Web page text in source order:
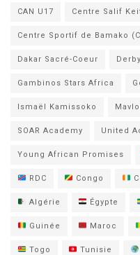
CAN U17 Centre Salif
Centre Sportif de Bamako
Dakar Sacré-Coeur
Gambinos Stars Africa
Ismaël Kamissoko
SOAR Academy United
Young African Promises
RDC Congo
Algérie Égypte
Guinée Maroc
Togo Tunisie